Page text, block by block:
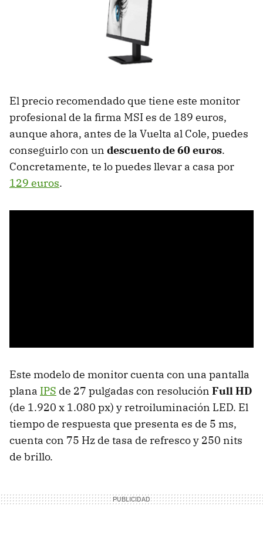
El precio recomendado que tiene este monitor
profesional de la firma MSI es de 189 euros,
aunque ahora, antes de la Vuelta al Cole, puedes
conseguirlo con un descuento de 60 euros.
Concretamente, te lo puedes llevar a casa por
129 euros.
Este modelo de monitor cuenta con una pantalla
plana IPS de 27 pulgadas con resolución Full HD
(de 1.920 x 1.080 px) y retroiluminación LED. El
tiempo de respuesta que presenta es de 5 ms,
cuenta con 75 Hz de tasa de refresco y 250 nits
de brillo.